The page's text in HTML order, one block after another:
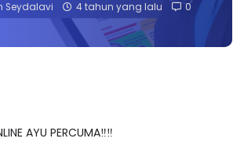
Seydalavi 4 tahun yang lalu 0
AYU PERCUMA‼️‼️